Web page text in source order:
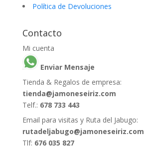
Política de Devoluciones
Contacto
Mi cuenta
Enviar Mensaje
Tienda & Regalos de empresa:
tienda@jamoneseiriz.com
Telf.: 678 733 443
Email para visitas y Ruta del Jabugo:
rutadeljabugo@jamoneseiriz.com
Tlf: 676 035 827